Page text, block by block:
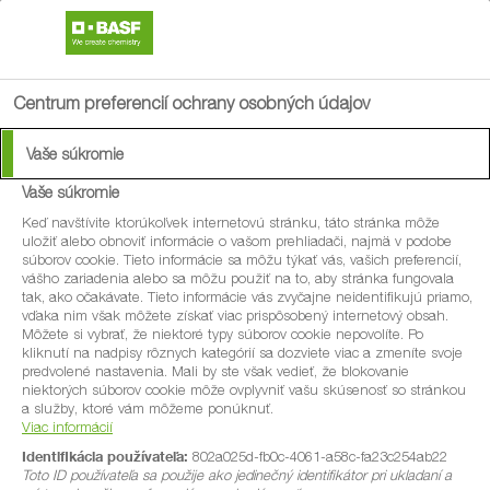
Dash®
Univerzálne zmáčadlo na zlepšenie
penetračných vlastností aplikovanej
kvapaliny.
Centrum preferencií ochrany osobných údajov
Vaše súkromie
Vaše súkromie
Keď navštívite ktorúkoľvek internetovú stránku, táto stránka môže
uložiť alebo obnoviť informácie o vašom prehliadači, najmä v podobe
súborov cookie. Tieto informácie sa môžu týkať vás, vašich preferencií,
vášho zariadenia alebo sa môžu použiť na to, aby stránka fungovala
tak, ako očakávate. Tieto informácie vás zvyčajne neidentifikujú priamo,
vďaka nim však môžete získať viac prispôsobený internetový obsah.
Môžete si vybrať, že niektoré typy súborov cookie nepovolíte. Po
kliknutí na nadpisy rôznych kategórií sa dozviete viac a zmeníte svoje
predvolené nastavenia. Mali by ste však vedieť, že blokovanie
niektorých súborov cookie môže ovplyvniť vašu skúsenosť so stránkou
a služby, ktoré vám môžeme ponúknuť.
Viac informácií
Identifikácia používateľa: 802a025d-fb0c-4061-a58c-fa23c254ab22
Toto ID používateľa sa použije ako jedinečný identifikátor pri ukladaní a